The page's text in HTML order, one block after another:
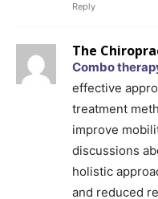
Reply
The
Combo
effective
treatment
improve
discussions
holistic
and reduced